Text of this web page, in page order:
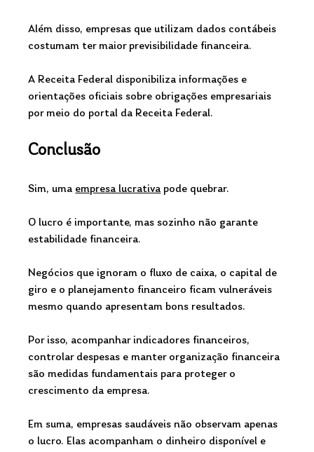
Além disso, empresas que utilizam dados contábeis
costumam ter maior previsibilidade financeira.
A Receita Federal disponibiliza informações e
orientações oficiais sobre obrigações empresariais
por meio do portal da Receita Federal.
Conclusão
Sim, uma empresa lucrativa pode quebrar.
O lucro é importante, mas sozinho não garante
estabilidade financeira.
Negócios que ignoram o fluxo de caixa, o capital de
giro e o planejamento financeiro ficam vulneráveis
mesmo quando apresentam bons resultados.
Por isso, acompanhar indicadores financeiros,
controlar despesas e manter organização financeira
são medidas fundamentais para proteger o
crescimento da empresa.
Em suma, empresas saudáveis não observam apenas
o lucro. Elas acompanham o dinheiro disponível e